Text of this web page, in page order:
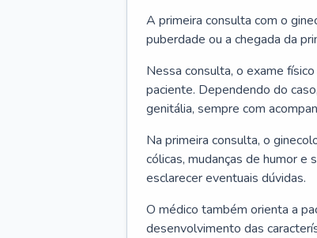
A primeira consulta com o
puberdade ou a chegada da
Nessa consulta, o exame
paciente. Dependendo do
genitália, sempre com
Na primeira consulta, o
cólicas, mudanças de humor e
esclarecer eventuais dúvidas.
O médico também orienta a
desenvolvimento das